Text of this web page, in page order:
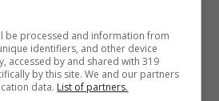
be processed and information from
identifiers, and other device
accessed by and shared with 319
by this site. We and our partners
data. List of partners.